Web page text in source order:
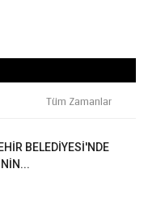
Tüm Zamanlar
BELEDİYESİ'NDE